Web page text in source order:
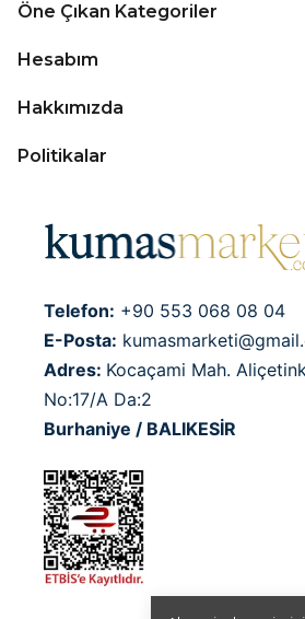
Öne Çıkan Kategoriler
Hesabım
Hakkımızda
Politikalar
Telefon: +90 553 068 08 04
E-Posta:
Adres: Kocaçami Mah.
No:17/A Da:2
Burhaniye / BALIKESİR